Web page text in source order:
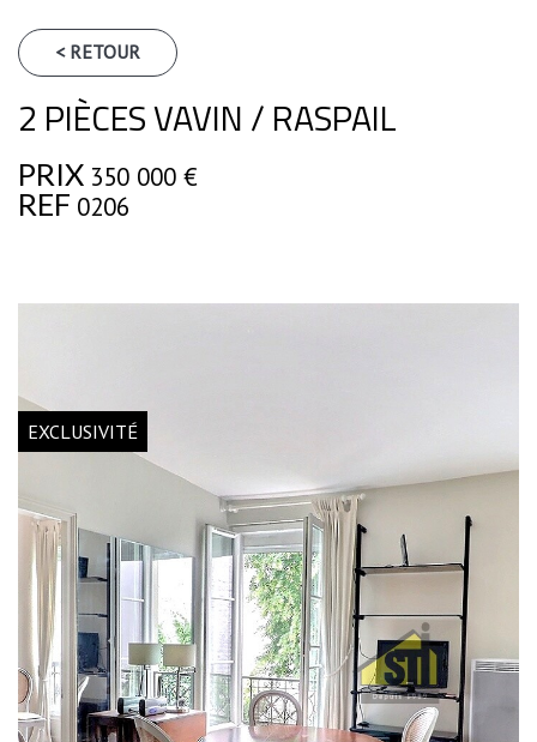
< RETOUR
2 PIÈCES VAVIN / RASPAIL
PRIX 350 000 €
REF 0206
EXCLUSIVITÉ